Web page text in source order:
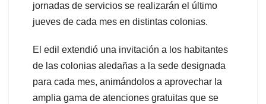
jornadas de servicios se realizarán el último
jueves de cada mes en distintas colonias.
El edil extendió una invitación a los habitantes
de las colonias aledañas a la sede designada
para cada mes, animándolos a aprovechar la
amplia gama de atenciones gratuitas que se